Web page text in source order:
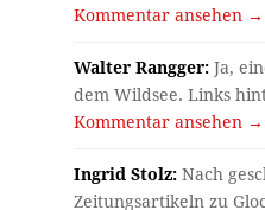
Kommentar ansehen →
Walter Rangger: Ja,
dem Wildsee. Links
Kommentar ansehen →
Ingrid Stolz: Nach
Zeitungsartikeln zu